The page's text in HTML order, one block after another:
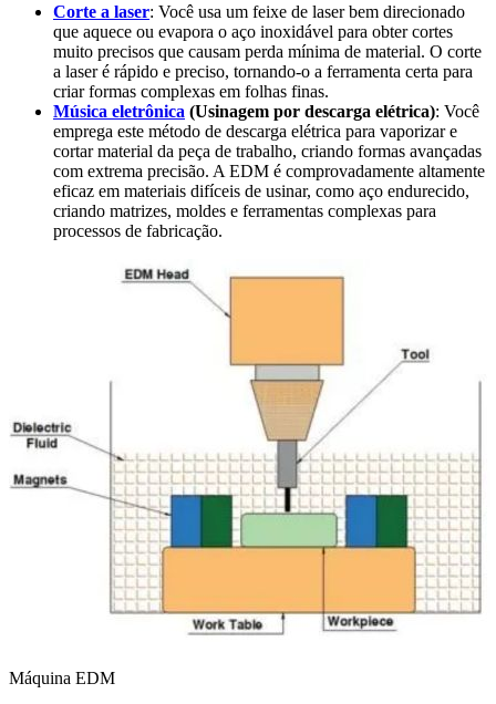
Corte a laser: Você usa um feixe de laser bem direcionado
que aquece ou evapora o aço inoxidável para obter cortes
muito precisos que causam perda mínima de material. O corte
a laser é rápido e preciso, tornando-o a ferramenta certa para
criar formas complexas em folhas finas.
Música eletrônica (Usinagem por descarga elétrica): Você
emprega este método de descarga elétrica para vaporizar e
cortar material da peça de trabalho, criando formas avançadas
com extrema precisão. A EDM é comprovadamente altamente
eficaz em materiais difíceis de usinar, como aço endurecido,
criando matrizes, moldes e ferramentas complexas para
processos de fabricação.
Máquina EDM